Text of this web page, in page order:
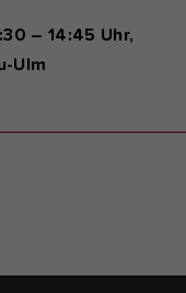
– 14:45 Uhr,
Ulm